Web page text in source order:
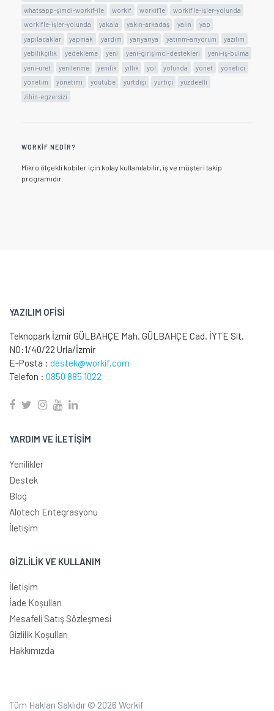
whatsapp-şimdi-workif-ile
workif workif'le
workif'le-işler-yolunda
workifle-işler-yolunda
yakala yakın-arkadaş yalın
yap
yapılacaklar
yapmak yardım yarıyarıya yatırım-arıyorum
yazılım
yebilikçilik
yedekleme yeni yeni-girişimci-destekleri
yeni-iş-bulma
yeni-uret
yenilenme yenilik yıllık yol yolunda yönet
yönetici
yönetim
yönetimi youtube yurtdışı yurtiçi
yüzdeelli
zihin-egzersizi
WORKIF NEDIR?
Mikro ölçekli kobiler için kolay kullanılabilir, iş ve müşteri takip
programıdır.
YAZILIM OFİSİ
Teknopark İzmir GÜLBAHÇE Mah. GÜLBAHÇE Cad. İYTE Sit.
NO:1/40/22 Urla/İzmir
E-Posta : destek@workif.com
Telefon : 0850 885 1022
YARDIM VE İLETİŞİM
Yenilikler
Destek
Blog
Alotech Entegrasyonu
İletişim
GİZLİLİK VE KULLANIM
İletişim
İade Koşulları
Mesafeli Satış Sözleşmesi
Gizlilik Koşulları
Hakkımızda
Tüm Hakları Saklıdır © 2026 Workif